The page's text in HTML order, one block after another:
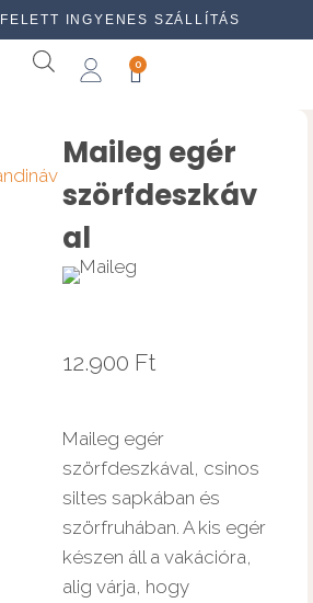
FELETT INGYENES SZÁLLÍTÁS
0
Maileg egér
szörfdeszkáv
al
12.900 Ft
Maileg egér
szörfdeszkával, csinos
siltes sapkában és
szörfruhában. A kis egér
készen áll a vakációra,
alig várja, hogy